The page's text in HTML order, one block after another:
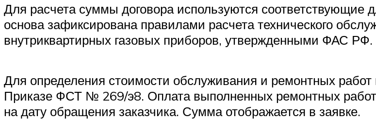
Для расчета суммы договора используются
основа зафиксирована правилами расчета технического
внутриквартирных газовых приборов, утвержденными ФАС РФ.
Для определения стоимости обслуживания и ремонтных
Приказе ФСТ № 269/э8. Оплата выполненных ремонтных
на дату обращения заказчика. Сумма отображается в заявке.